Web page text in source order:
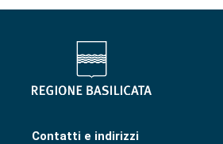
Contatti e indirizzi